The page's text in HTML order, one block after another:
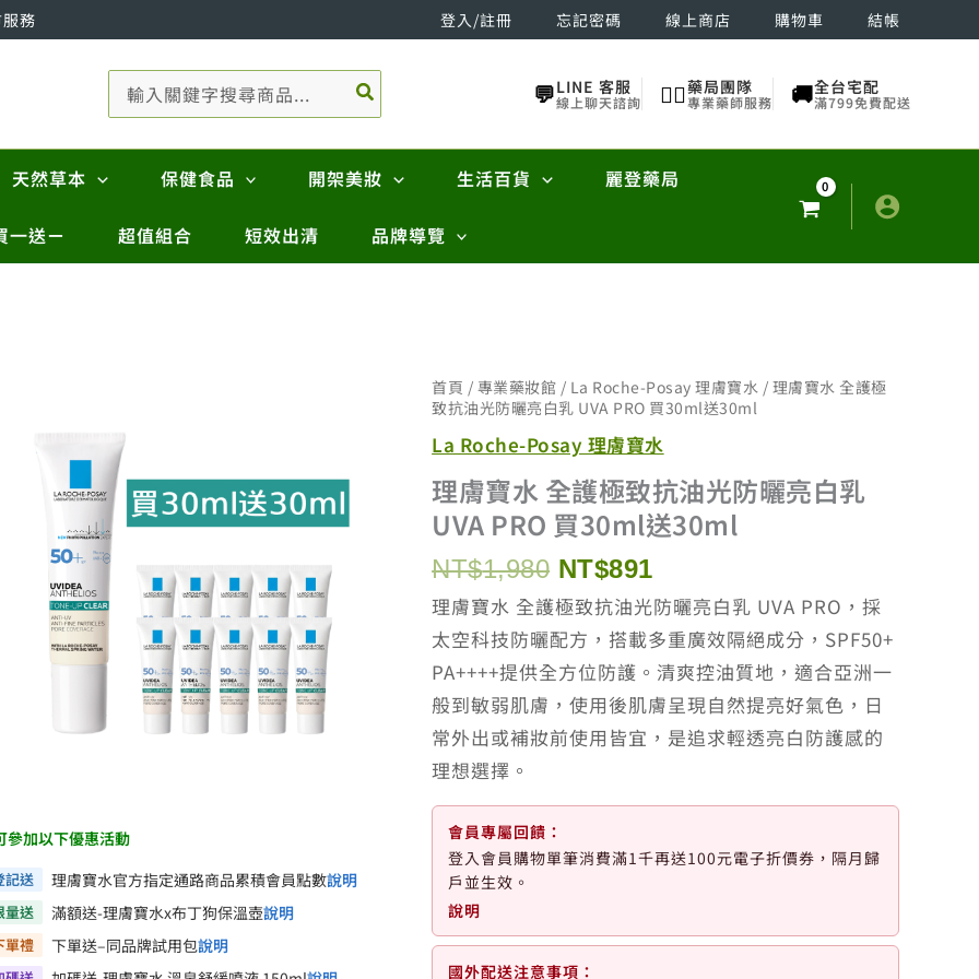
務 登入/註冊 忘記密碼 線上商店 購物車 結帳
尋：
💬LINE 客服
線上聊天諮詢 👨‍⚕️藥局團隊
專業藥師服務 🚚全台宅配
滿799免費配送
天然草本 保健食品 開架美妝 生活百貨 麗登藥局
一送ㄧ 超值組合 短效出清 品牌導覽
參加以下優惠活動
記送 理膚寶水官方指定通路商品累積會員點數說明
量送 滿額送-理膚寶水x布丁狗保溫壺說明
單禮 下單送–同品牌試用包說明
首頁 / 專業藥妝館 / La Roche-Posay 理膚寶水 / 理膚寶水 全護極
致抗油光防曬亮白乳 UVA PRO 買30ml送30ml
La Roche-Posay 理膚寶水
理膚寶水 全護極致抗油光防曬亮白乳
UVA PRO 買30ml送30ml
NT$1,980 原
始
價
格：
NT$1,980。
NT$891目
前
價
格：
NT$891。
理膚寶水 全護極致抗油光防曬亮白乳 UVA PRO，採
太空科技防曬配方，搭載多重廣效隔絕成分，SPF50+
PA++++提供全方位防護。清爽控油質地，適合亞洲一
般到敏弱肌膚，使用後肌膚呈現自然提亮好氣色，日
常外出或補妝前使用皆宜，是追求輕透亮白防護感的
理想選擇。
會員專屬回饋：
登入會員購物單筆消費滿1千再送100元電子折價券，隔月歸
戶並生效。
說明
國外配送注意事項：